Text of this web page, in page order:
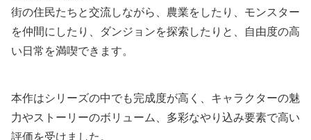
街の住民たちと交流しながら、農業をしたり、モンスター
を仲間にしたり、ダンジョンを探索したりと、自由度の高
い日常を満喫できます。
本作はシリーズの中でも完成度が高く、キャラクターの魅
力やストーリーのボリューム、多彩なやり込み要素で高い
評価を受けました。